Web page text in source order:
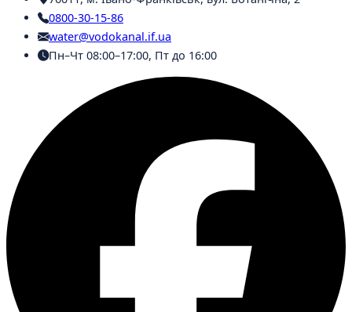
0800-30-15-86
water@vodokanal.if.ua
Пн–Чт 08:00–17:00, Пт до 16:00